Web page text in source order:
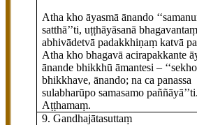
Atha kho āyasmā ānando
satthā’’ti, uṭṭhāyāsanā bhagavantaṃ
abhivādetvā padakkhiṇaṃ katvā
Atha kho bhagavā acirapakkante
ānande bhikkhū āmantesi –
bhikkhave, ānando; na ca panassa
sulabharūpo samasamo paññāyā’’ti.
Aṭṭhamaṃ.
9. Gandhajātasuttaṃ